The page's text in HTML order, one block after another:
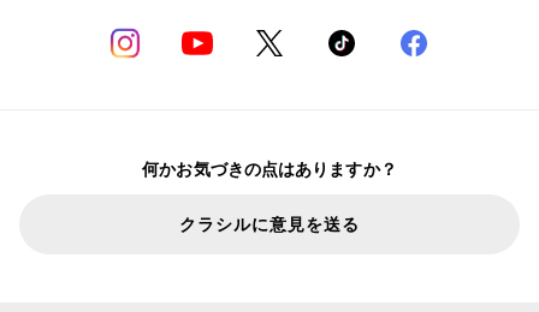
何かお気づきの点はありますか？
クラシルに意見を送る